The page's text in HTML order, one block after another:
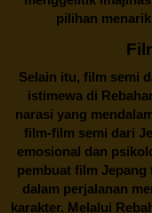
pilihan
Selain itu, film semi
istimewa di
narasi yang
film-film semi dari
emosional dan
pembuat film
dalam perjalanan
karakter. Melalui